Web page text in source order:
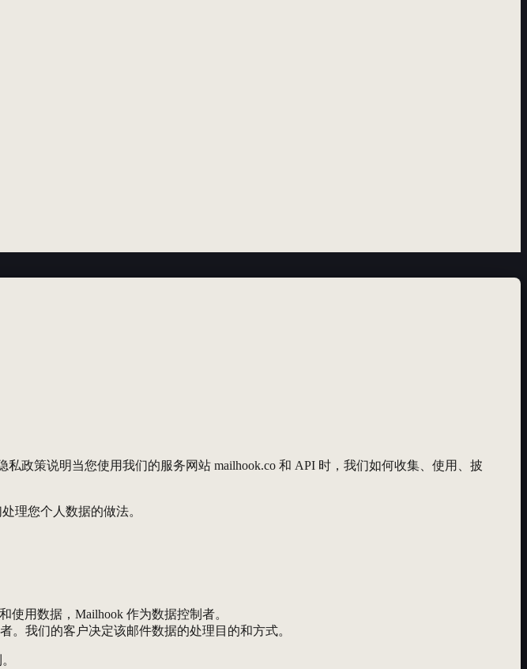
政策说明当您使用我们的服务网站 mailhook.co 和 API 时，我们如何收集、使用、披
理您个人数据的做法。
用数据，Mailhook 作为数据控制者。
。我们的客户决定该邮件数据的处理目的和方式。